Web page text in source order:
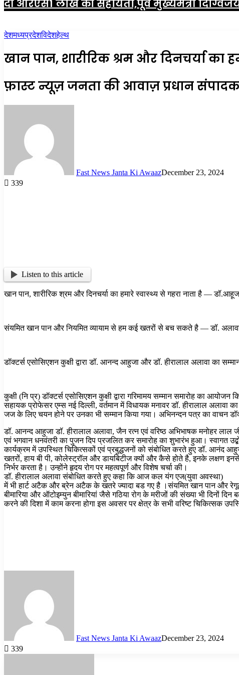
दी आरएस1 लाख की सहायता,पूर्व मुख्यमंत्री
देशमध्यप्रदेशविदेशहेल्थ
खान पान, शारीरिक श्रम और दिनचर्या का
फ़ास्ट न्यूज़ जनता की आवाज़ प्रधान
Fast News Janta Ki AwaazDecember 23, 2024
339
Listen to this article
खान पान, शारीरिक श्रम और दिनचर्या का हमारे स्वास्थ्य से गहरा नाता है —
संयमित खान पान और नियमित व्यायाम से हम कई खतरों से बच सकते है — डॉ.
डॉक्टर्स एसोसिएशन कुक्षी द्वारा डॉ. आनन्द आहुजा और डॉ. हीरालाल अलावा का
कुक्षी (नि प्र) डॉक्टर्स एसोसिएशन कुक्षी द्वारा गरिमामय सम्मान समारोह का
सहायक प्रोफेसर एम्स नई दिल्ली, वर्तमान में विधायक मनावर डॉ. हीरालाल
जज के लिए चयन होने पर उनका भी सम्मान किया गया। अभिनन्दन पत्र का वाचन
डॉ. आनन्द आहुजा डॉ. हीरालाल अलावा, जैन रत्न एवं वरिष्ठ अभिभाषक मनोहर लाल
एवं भगवान धनवंतरी का पुजन दिप प्रजलित कर समारोह का शुभारंभ हुआ। स्वागत
कार्यक्रम में उपस्थित चिकित्सकों एवं प्रबुद्धजनों को संबोधित करते हुए डॉ. आनंद
खतरों, हाय बी पी, कोलेस्ट्रॉल और डायबिटीज क्यों और कैसे होते है, इनके लक्षण इनसे
निर्भर करता है। उन्होंने हृदय रोग पर महत्वपूर्ण और विशेष चर्चा की।
डॉ. हीरालाल अलावा संबोधित करते हुए कहा कि आज कल यंग एज(युवा अवस्था)
में भी हार्ट अटैक और ब्रेन अटैक के खतरे ज्यादा बड गए है ।संयमित खान पान और
बीमारिया और ऑटोइम्युन बीमारियां जैसे गठिया रोग के मरीजों की संख्या भी दिनों
करने की दिशा में काम करना होगा इस अवसर पर क्षेत्र के सभी वरिष्ट चिकित्सक
Fast News Janta Ki AwaazDecember 23, 2024
339